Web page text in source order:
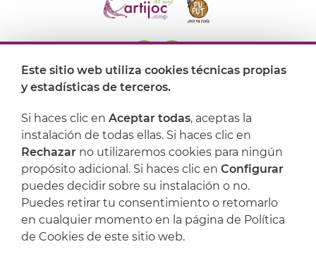
Dónde encontrarnos
Artijoc
Soporte
Este sitio web utiliza cookies técnicas propias
y estadísticas de terceros.
Si haces clic en Aceptar todas, aceptas la
instalación de todas ellas. Si haces clic en
Rechazar no utilizaremos cookies para ningún
propósito adicional. Si haces clic en Configurar
puedes decidir sobre su instalación o no.
Puedes retirar tu consentimiento o retomarlo
en cualquier momento en la página de Política
de Cookies de este sitio web.